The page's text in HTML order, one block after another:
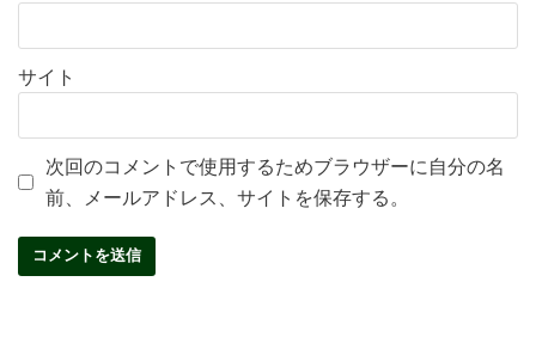
サイト
次回のコメントで使用するためブラウザーに自分の名
前、メールアドレス、サイトを保存する。